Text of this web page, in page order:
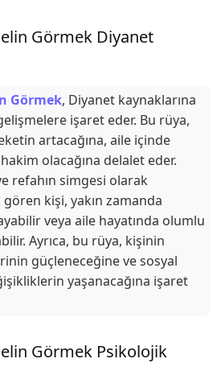
Görmek Diyanet
Görmek, Diyanet kaynaklarına
işaret eder. Bu rüya,
artacağına, aile içinde
olacağına delalet eder.
refahın simgesi olarak
kişi, yakın zamanda
veya aile hayatında olumlu
Ayrıca, bu rüya, kişinin
güçleneceğine ve sosyal
yaşanacağına işaret
Görmek Psikolojik